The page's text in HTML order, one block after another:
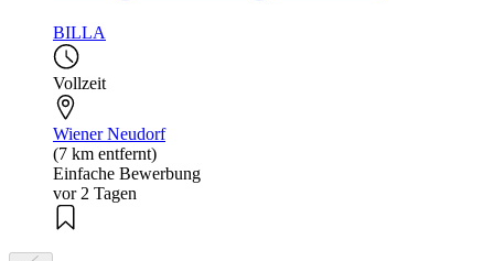
BILLA
Vollzeit
Wiener Neudorf
(7 km entfernt)
Einfache Bewerbung
vor 2 Tagen